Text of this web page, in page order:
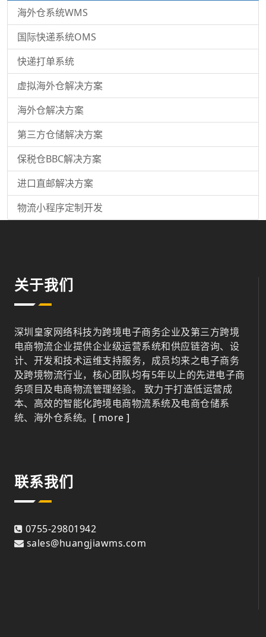
海外仓系统WMS
国际快递系统OMS
快递打单系统
虚拟海外仓解决方案
海外仓解决方案
第三方仓储解决方案
保税仓BBC解决方案
进口直邮解决方案
物流小程序定制开发
关于我们
深圳皇家网络科技为跨境电子商务企业及第三方跨境
电商物流企业提供企业级运营系统和供应链咨询、设
计、开发和技术运维支持服务，成员均来之电子商务
及跨境物流行业，核心团队均有5年以上的先进电子商
务项目及电商物流管理经验。 致力于打造低运营成
本、高效的智能化跨境电商物流系统及电商仓储系
统、海外仓系统。 [ more ]
联系我们
0755-29801942
sales@huangjiawms.com